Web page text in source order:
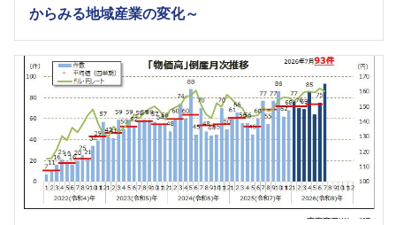
からみる地域産業の変化～